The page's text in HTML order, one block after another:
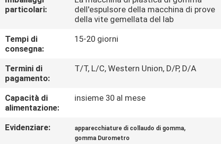
QUALITÀ
CONTATTICI
NOTIZIE
RICHIEDA
UNA
particolari:
dell'espulsore della macchina di prove
della vite gemellata del lab
Tempi di
consegna:
15-20 giorni
Termini di
pagamento:
T/T, L/C, Western Union, D/P, D/A
Capacità di
alimentazione:
insieme 30 al mese
Evidenziare: apparecchiature di collaudo di gomma,
gomma Durometro